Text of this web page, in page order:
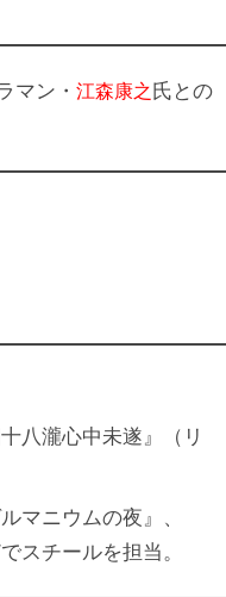
マン ・ 江森康之氏との
八瀧心中未遂』（リ
マニウムの夜』、
スチールを担当。